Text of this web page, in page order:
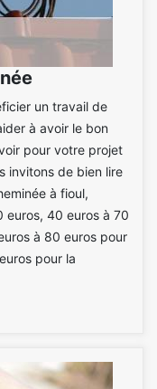
un travail de
à avoir le bon
pour votre projet
invitons de bien lire
à fioul,
40 euros à 70
à 80 euros pour
pour la